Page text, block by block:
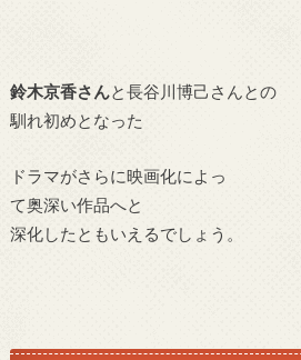
鈴木京香さん と長谷川博己さんとの
馴れ初めとなった
ドラマがさらに映画化によっ
て奥深い作品へと
深化したともいえるでしょう。